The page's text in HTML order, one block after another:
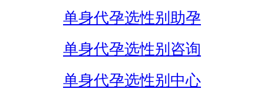
单身代孕选性别助孕
单身代孕选性别咨询
单身代孕选性别中心